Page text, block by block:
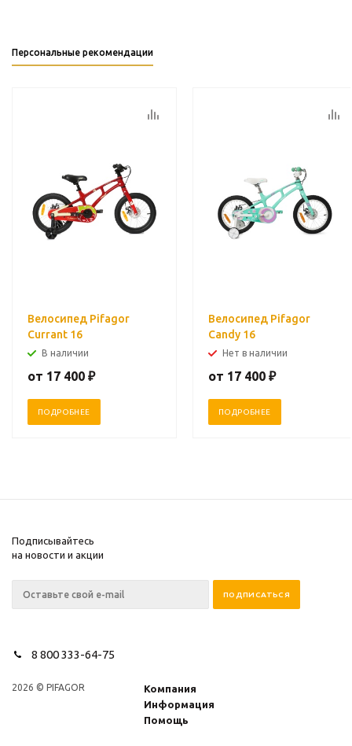
Персональные рекомендации
Велосипед Pifagor
Currant 16
В наличии
от 17 400 ₽
ПОДРОБНЕЕ
Велосипед Pifagor
Candy 16
Нет в наличии
от 17 400 ₽
ПОДРОБНЕЕ
Подписывайтесь
на новости и акции
8 800 333-64-75
2026 © PIFAGOR
Компания
Информация
Помощь